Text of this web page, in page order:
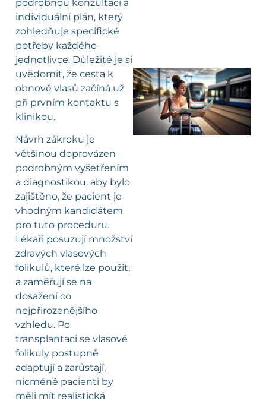
podrobnou konzultaci a
individuální plán, který
zohledňuje specifické
potřeby každého
jednotlivce. Důležité je si
uvědomit, že cesta k
obnově vlasů začíná už
při prvním kontaktu s
klinikou.
Návrh zákroku je
většinou doprovázen
podrobným vyšetřením
a diagnostikou, aby bylo
zajištěno, že pacient je
vhodným kandidátem
pro tuto proceduru.
Lékaři posuzují množství
zdravých vlasových
folikulů, které lze použít,
a zaměřují se na
dosažení co
nejpřirozenějšího
vzhledu. Po
transplantaci se vlasové
folikuly postupně
adaptují a zarůstají,
nicméně pacienti by
měli mít realistická